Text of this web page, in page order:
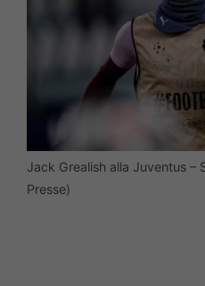
Jack Grealish alla Juventus –
Presse)